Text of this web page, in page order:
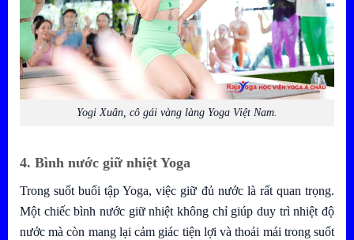
Yogi Xuân, cô gái vàng làng Yoga Việt Nam.
4. Bình nước giữ nhiệt Yoga
Trong suốt buổi tập Yoga, việc giữ đủ nước là rất quan trọng.
Một chiếc bình nước giữ nhiệt không chỉ giúp duy trì nhiệt độ
nước mà còn mang lại cảm giác tiện lợi và thoải mái trong suốt